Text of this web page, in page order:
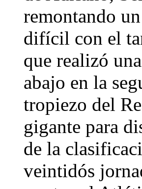
remontando
difícil con el
que realizó
abajo en la
tropiezo del
gigante para
de la
veintidós